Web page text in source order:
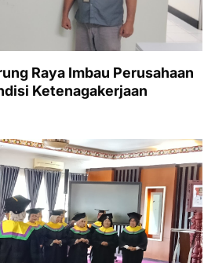
Raya Imbau Perusahaan
Ketenagakerjaan